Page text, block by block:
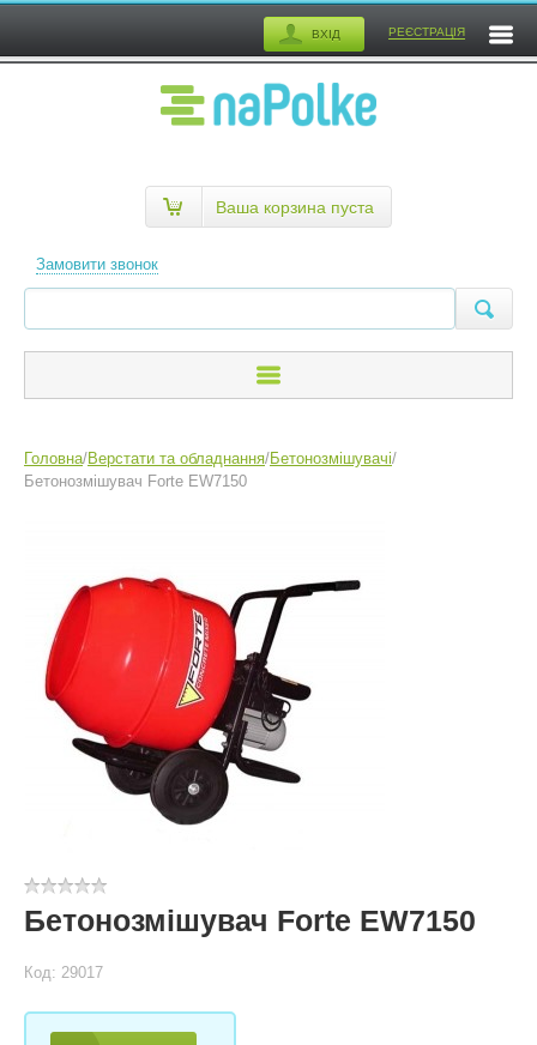
ВХІД РЕЄСТРАЦІЯ
Замовити звонок
Ваша корзина пуста
Головна/Верстати та обладнання/Бетонозмішувачі/
Бетонозмішувач Forte EW7150
Бетонозмішувач Forte EW7150
Код: 29017